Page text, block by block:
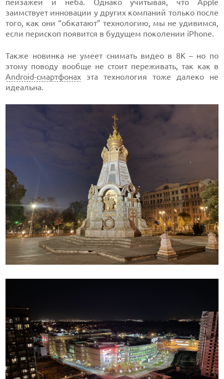
пейзажей и неба. Однако учитывая, что Apple
заимствует инновации у других компаний только после
того, как они “обкатают” технологию, мы не удивимся,
если перископ появится в будущем поколении iPhone.
Также новинка не умеет снимать видео в 8K – но по
этому поводу вообще не стоит переживать, так как в
Android-смартфонах эта технология тоже далеко не
идеальна.